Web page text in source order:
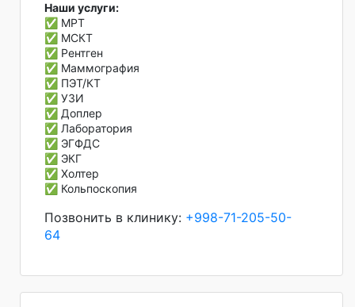
Наши услуги:
✅ МРТ
✅ МСКТ
✅ Рентген
✅ Маммография
✅ ПЭТ/КТ
✅ УЗИ
✅ Доплер
✅ Лаборатория
✅ ЭГФДС
✅ ЭКГ
✅ Холтер
✅ Кольпоскопия
Позвонить в клинику: +998-71-205-50-
64